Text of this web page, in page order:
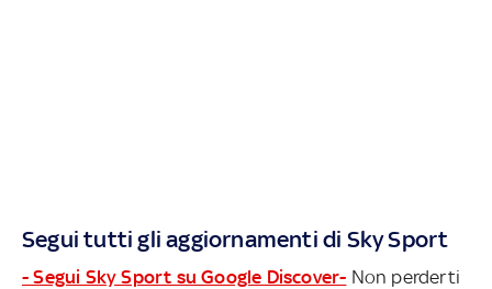
Segui tutti gli aggiornamenti di Sky Sport
- Segui Sky Sport su Google Discover- Non perderti